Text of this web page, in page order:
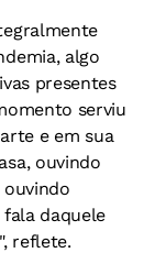
algo
presentes
serviu
e em sua
ouvindo
fala daquele
reflete.